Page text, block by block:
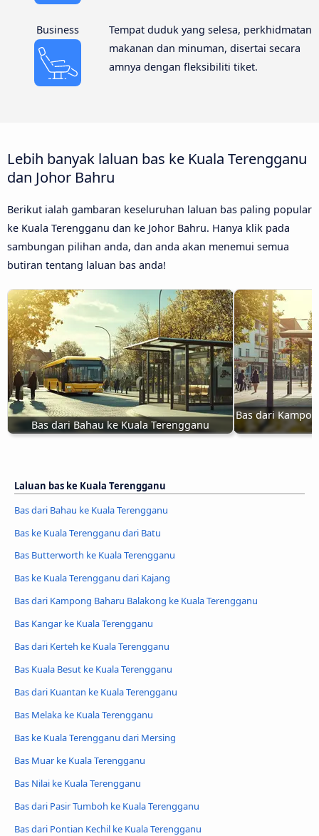
Business
Tempat duduk yang selesa, perkhidmatan
makanan dan minuman, disertai secara
amnya dengan fleksibiliti tiket.
Lebih banyak laluan bas ke Kuala Terengganu
dan Johor Bahru
Berikut ialah gambaran keseluruhan laluan bas paling popular
ke Kuala Terengganu dan ke Johor Bahru. Hanya klik pada
sambungan pilihan anda, dan anda akan menemui semua
butiran tentang laluan bas anda!
Bas dari Bahau ke Kuala Terengganu
Bas dari
Laluan bas ke Kuala Terengganu
Bas dari Bahau ke Kuala Terengganu
Bas ke Kuala Terengganu dari Batu
Bas Butterworth ke Kuala Terengganu
Bas ke Kuala Terengganu dari Kajang
Bas dari Kampong Baharu Balakong ke Kuala Terengganu
Bas Kangar ke Kuala Terengganu
Bas dari Kerteh ke Kuala Terengganu
Bas Kuala Besut ke Kuala Terengganu
Bas dari Kuantan ke Kuala Terengganu
Bas Melaka ke Kuala Terengganu
Bas ke Kuala Terengganu dari Mersing
Bas Muar ke Kuala Terengganu
Bas Nilai ke Kuala Terengganu
Bas dari Pasir Tumboh ke Kuala Terengganu
Bas dari Pontian Kechil ke Kuala Terengganu